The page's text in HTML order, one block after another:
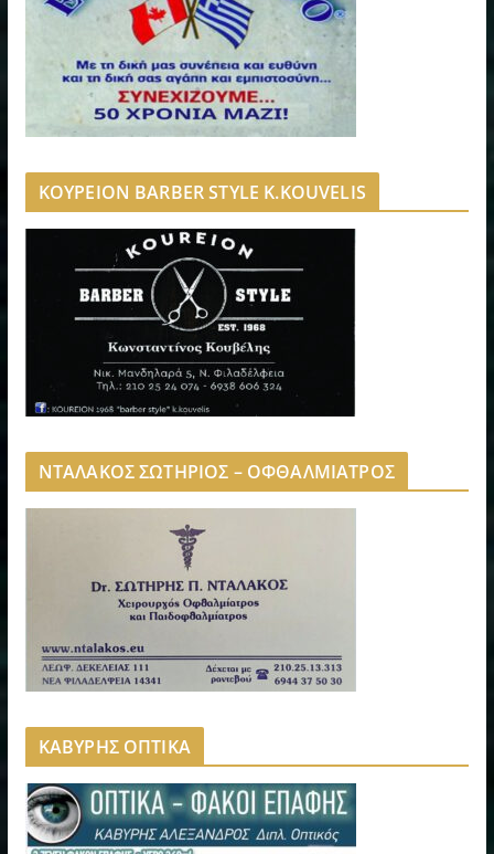
ΚΟΥΡΕΙΟΝ BARBER STYLE K.KOUVELIS
ΝΤΑΛΑΚΟΣ ΣΩΤΗΡΙΟΣ – ΟΦΘΑΛΜΙΑΤΡΟΣ
ΚΑΒΥΡΗΣ ΟΠΤΙΚΑ